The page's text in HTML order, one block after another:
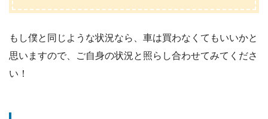
もし僕と同じような状況なら、車は買わなくてもいいかと
思いますので、ご自身の状況と照らし合わせてみてくださ
い！